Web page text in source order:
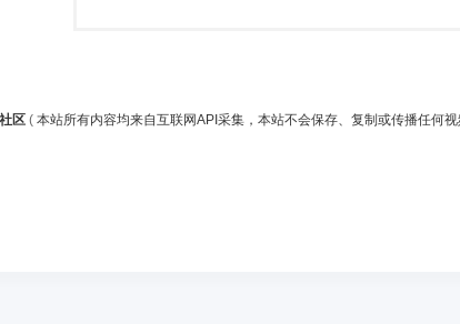
区 ( 本站所有内容均来自互联网API采集，本站不会保存、复制或传播任何